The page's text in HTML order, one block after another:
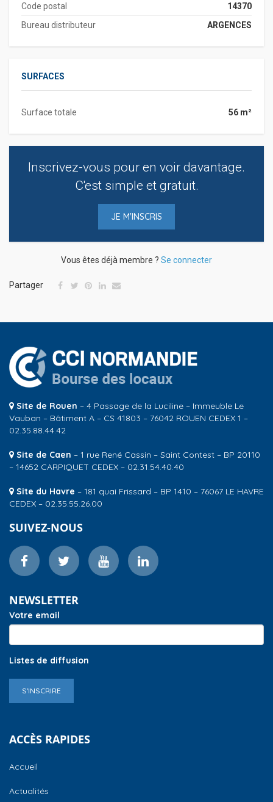
Code postal
14370
Bureau distributeur
ARGENCES
SURFACES
Surface totale 56 m²
Inscrivez-vous pour en voir davantage.
C'est simple et gratuit.
JE M'INSCRIS
Vous êtes déjà membre ? Se connecter
Partager
Site de Rouen – 4 Passage de la Luciline – Immeuble Le
Vauban – Bâtiment A – CS 41803 – 76042 ROUEN CEDEX 1 –
02.35.88.44.42
Site de Caen – 1 rue René Cassin – Saint Contest – BP 20110
– 14652 CARPIQUET CEDEX – 02.31.54.40.40
Site du Havre – 181 quai Frissard – BP 1410 – 76067 LE HAVRE
CEDEX – 02.35.55.26.00
SUIVEZ-NOUS
NEWSLETTER
Votre email
Listes de diffusion
S'INSCRIRE
ACCÈS RAPIDES
Accueil
Actualités